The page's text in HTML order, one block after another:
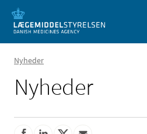
Nyheder
Nyheder